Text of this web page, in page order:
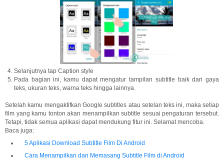
Selanjutnya tap Caption style
Pada bagian ini, kamu dapat mengatur tampilan subtitle baik dari gaya
teks, ukuran teks, warna teks hingga lainnya.
Setelah kamu mengaktifkan Google subtitles atau setelan teks ini, maka setiap
film yang kamu tonton akan menampilkan subtitle sesuai pengaturan tersebut.
Tetapi, tidak semua aplikasi dapat mendukung fitur ini. Selamat mencoba.
Baca juga:
5 Aplikasi Download Subtitle Film Di Android
Cara Menampilkan dan Memasang Subtitle Film di Android